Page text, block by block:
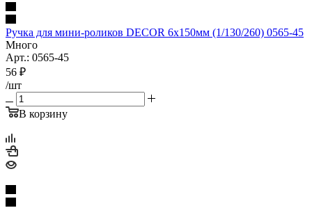
Ручка для мини-роликов DЕCOR 6х150мм (1/130/260) 0565-45
Много
Арт.: 0565-45
56 ₽
/шт
В корзину